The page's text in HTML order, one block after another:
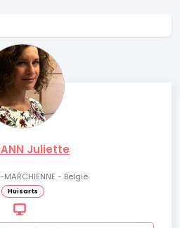
Juliette
MARCHIENNE - België
Huisarts